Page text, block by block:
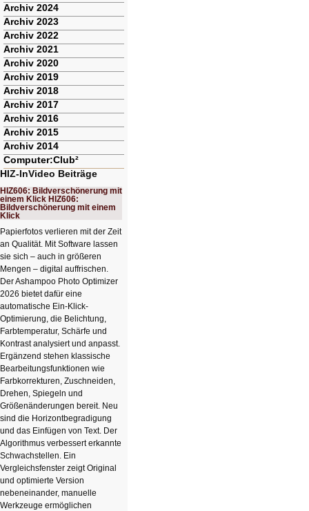
Archiv 2024
Archiv 2023
Archiv 2022
Archiv 2021
Archiv 2020
Archiv 2019
Archiv 2018
Archiv 2017
Archiv 2016
Archiv 2015
Archiv 2014
Computer:Club²
HIZ-InVideo Beiträge
HIZ606: Bildverschönerung mit
einem Klick HIZ606:
Bildverschönerung mit einem
Klick
Papierfotos verlieren mit der Zeit
an Qualität. Mit Software lassen
sie sich – auch in größeren
Mengen – digital auffrischen.
Der Ashampoo Photo Optimizer
2026 bietet dafür eine
automatische Ein-Klick-
Optimierung, die Belichtung,
Farbtemperatur, Schärfe und
Kontrast analysiert und anpasst.
Ergänzend stehen klassische
Bearbeitungsfunktionen wie
Farbkorrekturen, Zuschneiden,
Drehen, Spiegeln und
Größenänderungen bereit. Neu
sind die Horizontbegradigung
und das Einfügen von Text. Der
Algorithmus verbessert erkannte
Schwachstellen. Ein
Vergleichsfenster zeigt Original
und optimierte Version
nebeneinander, manuelle
Werkzeuge ermöglichen